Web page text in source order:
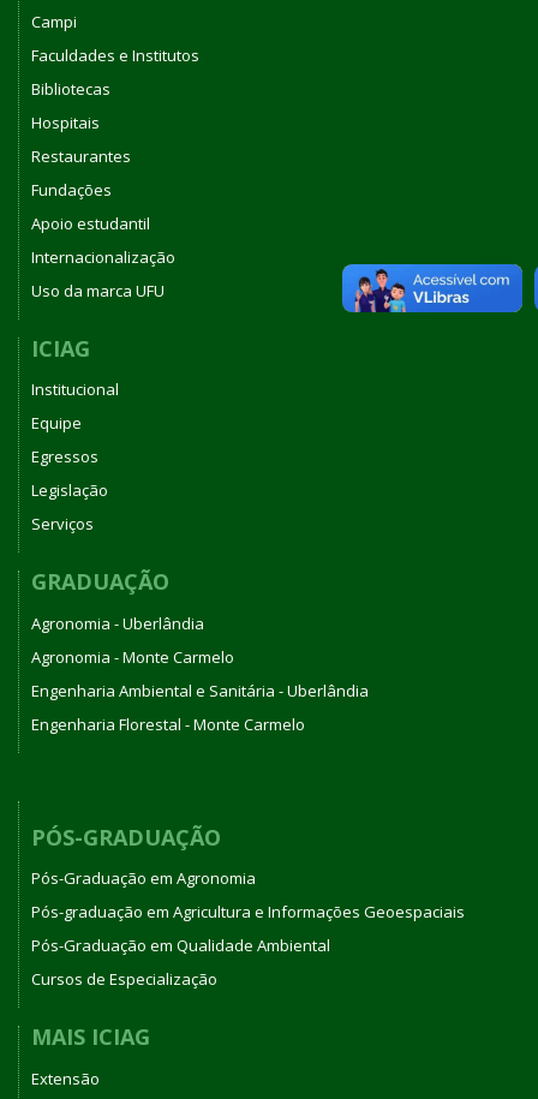
Campi
Faculdades e Institutos
Bibliotecas
Hospitais
Restaurantes
Fundações
Apoio estudantil
Internacionalização
Uso da marca UFU
ICIAG
Institucional
Equipe
Egressos
Legislação
Serviços
GRADUAÇÃO
Agronomia - Uberlândia
Agronomia - Monte Carmelo
Engenharia Ambiental e Sanitária - Uberlândia
Engenharia Florestal - Monte Carmelo
PÓS-GRADUAÇÃO
Pós-Graduação em Agronomia
Pós-graduação em Agricultura e Informações Geoespaciais
Pós-Graduação em Qualidade Ambiental
Cursos de Especialização
MAIS ICIAG
Extensão